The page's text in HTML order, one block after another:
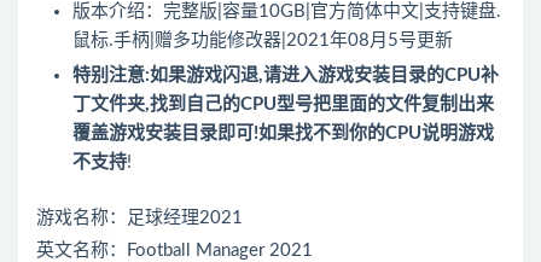
版本介绍：完整版|容量10GB|官方简体中文|支持键盘.
鼠标.手柄|赠多功能修改器|2021年08月5号更新
特别注意:如果游戏闪退,请进入游戏安装目录的CPU补
丁文件夹,找到自己的CPU型号把里面的文件复制出来
覆盖游戏安装目录即可!如果找不到你的CPU说明游戏
不支持!
游戏名称： 足球经理2021
英文名称：Football Manager 2021